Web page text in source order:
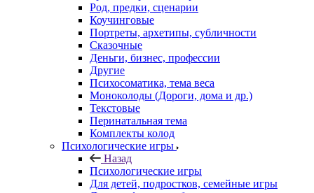
Род, предки, сценарии
Коучинговые
Портреты, архетипы, субличности
Сказочные
Деньги, бизнес, профессии
Другие
Психосоматика, тема веса
Моноколоды (Дороги, дома и др.)
Текстовые
Перинатальная тема
Комплекты колод
Психологические игры
Назад
Психологические игры
Для детей, подростков, семейные игры